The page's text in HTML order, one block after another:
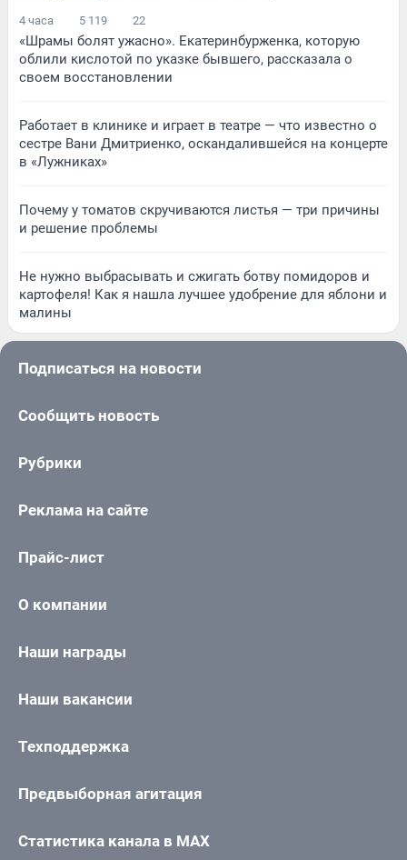
4 часа 5 119 22
«Шрамы болят ужасно». Екатеринбурженка, которую
облили кислотой по указке бывшего, рассказала о
своем восстановлении
Работает в клинике и играет в театре — что известно о
сестре Вани Дмитриенко, оскандалившейся на концерте
в «Лужниках»
Почему у томатов скручиваются листья — три причины
и решение проблемы
Не нужно выбрасывать и сжигать ботву помидоров и
картофеля! Как я нашла лучшее удобрение для яблони и
малины
Подписаться на новости
Сообщить новость
Рубрики
Реклама на сайте
Прайс-лист
О компании
Наши награды
Наши вакансии
Техподдержка
Предвыборная агитация
Статистика канала в MAX